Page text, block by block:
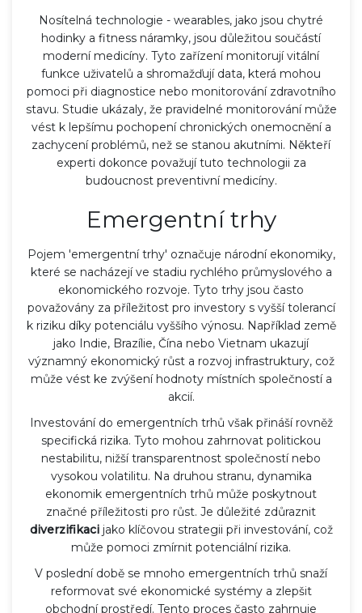
Nosítelná technologie - wearables, jako jsou chytré
hodinky a fitness náramky, jsou důležitou součástí
moderní medicíny. Tyto zařízení monitorují vitální
funkce uživatelů a shromažďují data, která mohou
pomoci při diagnostice nebo monitorování zdravotního
stavu. Studie ukázaly, že pravidelné monitorování může
vést k lepšímu pochopení chronických onemocnění a
zachycení problémů, než se stanou akutními. Někteří
experti dokonce považují tuto technologii za
budoucnost preventivní medicíny.
Emergentní trhy
Pojem 'emergentní trhy' označuje národní ekonomiky,
které se nacházejí ve stadiu rychlého průmyslového a
ekonomického rozvoje. Tyto trhy jsou často
považovány za příležitost pro investory s vyšší tolerancí
k riziku díky potenciálu vyššího výnosu. Například země
jako Indie, Brazílie, Čína nebo Vietnam ukazují
významný ekonomický růst a rozvoj infrastruktury, což
může vést ke zvýšení hodnoty místních společností a
akcií.
Investování do emergentních trhů však přináší rovněž
specifická rizika. Tyto mohou zahrnovat politickou
nestabilitu, nižší transparentnost společností nebo
vysokou volatilitu. Na druhou stranu, dynamika
ekonomik emergentních trhů může poskytnout
značné příležitosti pro růst. Je důležité zdůraznit
diverzifikacijako klíčovou strategii při investování, což
může pomoci zmírnit potenciální rizika.
V poslední době se mnoho emergentních trhů snaží
reformovat své ekonomické systémy a zlepšit
obchodní prostředí. Tento proces často zahrnuje